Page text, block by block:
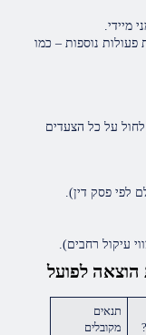
מיידי.
נוספות – כמו
לחול על כל הצעדים
לפי פסק דין).
עיקול רחבים).
הוצאה לפועל
תנאים
מקובלים